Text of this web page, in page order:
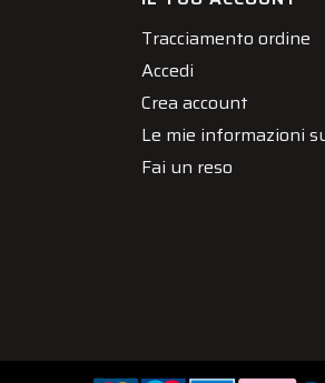
Tracciamento ordine
Accedi
Crea account
Le mie informazioni
Fai un reso